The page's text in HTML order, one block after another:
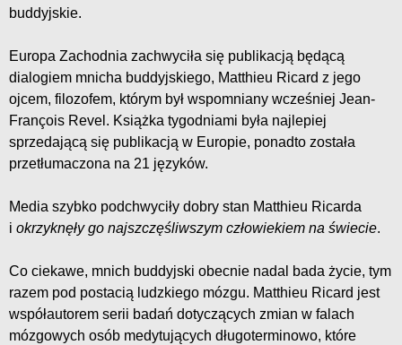
buddyjskie.
Europa Zachodnia zachwyciła się publikacją będącą
dialogiem mnicha buddyjskiego, Matthieu Ricard z jego
ojcem, filozofem, którym był wspomniany wcześniej Jean-
François Revel. Książka tygodniami była najlepiej
sprzedającą się publikacją w Europie, ponadto została
przetłumaczona na 21 języków.
Media szybko podchwyciły dobry stan Matthieu Ricarda
i okrzyknęły go najszczęśliwszym człowiekiem na świecie.
Co ciekawe, mnich buddyjski obecnie nadal bada życie, tym
razem pod postacią ludzkiego mózgu. Matthieu Ricard jest
współautorem serii badań dotyczących zmian w falach
mózgowych osób medytujących długoterminowo, które